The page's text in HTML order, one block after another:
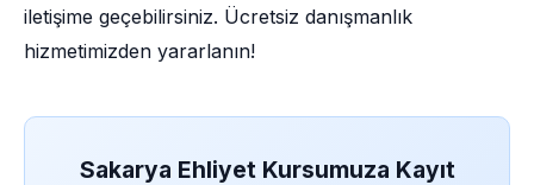
iletişime geçebilirsiniz. Ücretsiz danışmanlık
hizmetimizden yararlanın!
Sakarya Ehliyet Kursumuza Kayıt